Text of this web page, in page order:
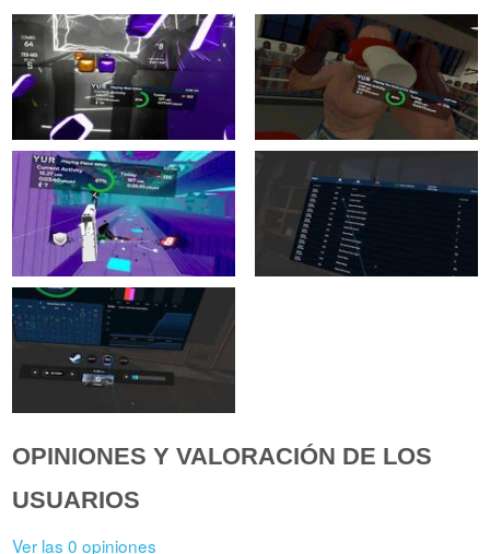
OPINIONES Y VALORACIÓN DE LOS
USUARIOS
Ver las 0 opiniones